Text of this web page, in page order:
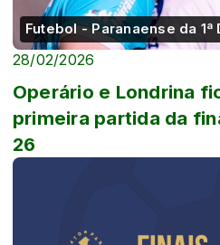
Futebol - Paranaense da 1ª
28/02/2026
Operário e Londrina
primeira partida da
26